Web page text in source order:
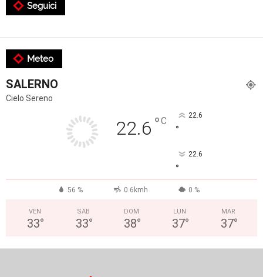
Seguici
Meteo
SALERNO
Cielo Sereno
22.6 °C 22.6
°
22.6
°
56 % 0.6kmh 0 %
VEN
33°
SAB
33°
DOM
38°
LUN
37°
MAR
37°